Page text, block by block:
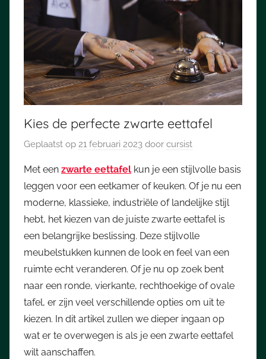
Kies de perfecte zwarte eettafel
Geplaatst op 21 februari 2023 door cursist
Met een zwarte eettafel kun je een stijlvolle basis
leggen voor een eetkamer of keuken. Of je nu een
moderne, klassieke, industriële of landelijke stijl
hebt, het kiezen van de juiste zwarte eettafel is
een belangrijke beslissing. Deze stijlvolle
meubelstukken kunnen de look en feel van een
ruimte echt veranderen. Of je nu op zoek bent
naar een ronde, vierkante, rechthoekige of ovale
tafel, er zijn veel verschillende opties om uit te
kiezen. In dit artikel zullen we dieper ingaan op
wat er te overwegen is als je een zwarte eettafel
wilt aanschaffen.